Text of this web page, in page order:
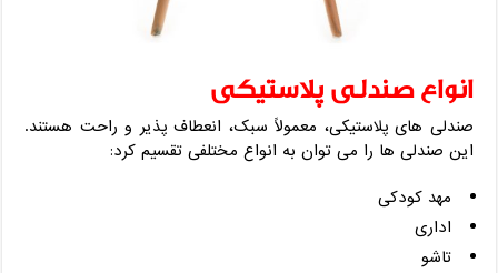
انواع صندلی پلاستیکی
صندلی های پلاستیکی، معمولاً سبک، انعطاف پذیر و راحت هستند.
این صندلی ها را می توان به انواع مختلفی تقسیم کرد:
مهد کودکی
اداری
تاشو